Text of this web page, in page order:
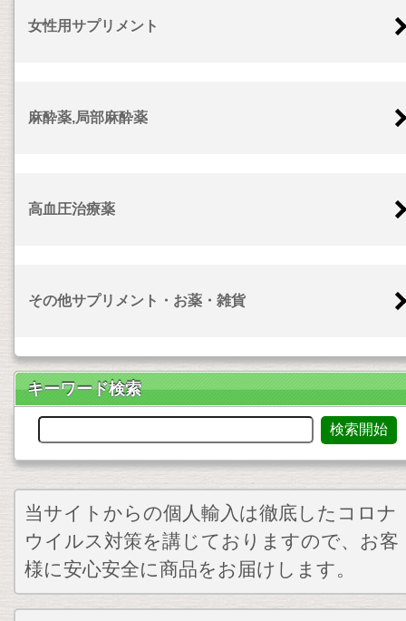
女性用サプリメント
麻酔薬,局部麻酔薬
高血圧治療薬
その他サプリメント・お薬・雑貨
キーワード検索
当サイトからの個人輸入は徹底したコロナ
ウイルス対策を講じておりますので、お客
様に安心安全に商品をお届けします。